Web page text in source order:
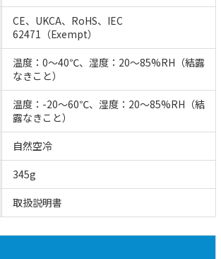
CE、UKCA、RoHS、IEC
62471（Exempt）
温度：0～40℃、湿度：20～85%RH（結露
なきこと）
温度：-20～60℃、湿度：20～85%RH（結
露なきこと）
自然空冷
345g
取扱説明書